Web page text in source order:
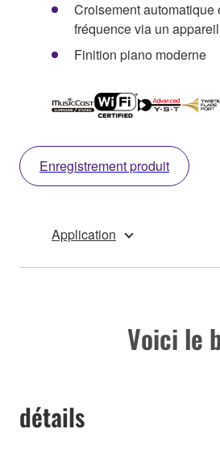
Croisement automatique
fréquence via un
Finition piano moderne
Enregistrement produit
Application
Voici le
détails